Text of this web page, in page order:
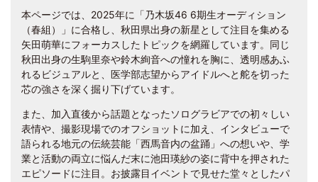
本ページでは、2025年に「乃木坂46 6期生オーディション
（春組）」に合格し、秋田県出身の新星として注目を集める
矢田萌華にフォーカスしたトピックを網羅しています。同じ
秋田出身の生駒里奈や鈴木絢音への憧れを胸に、透明感あふ
れるビジュアルと、医学部志望からアイドルへと舵を切った
芯の強さを深く掘り下げています。
また、加入直後から話題となったソログラビアでの初々しい
表情や、撮影現場でのオフショットに加え、インタビューで
語られる地元の伝統芸能「西馬音内の盆踊」への想いや、学
業と活動の両立に悩んだ末に池田瑛紗の姿に背中を押された
エピソードに注目。お披露目イベントで見せた堂々としたパ